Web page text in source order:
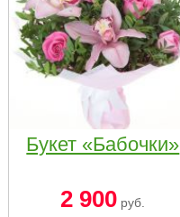
Букет «Бабочки»
2 900 руб.